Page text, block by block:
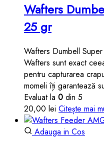
Wafters
25 gr
Wafters Dumbell
Wafters sunt exact
pentru capturarea
momeli îți garantează
Evaluat la 0 din 5
20,00 lei Citește mai
Adauga in Cos